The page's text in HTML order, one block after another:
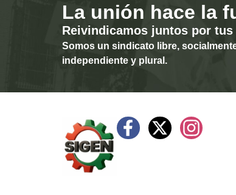
La unión hace la
Reivindicamos juntos por tus
Somos un sindicato libre,
independiente y plural.